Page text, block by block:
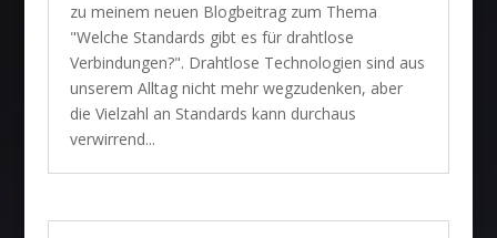
zu meinem neuen Blogbeitrag zum Thema
"Welche Standards gibt es für drahtlose
Verbindungen?". Drahtlose Technologien sind aus
unserem Alltag nicht mehr wegzudenken, aber
die Vielzahl an Standards kann durchaus
verwirrend...